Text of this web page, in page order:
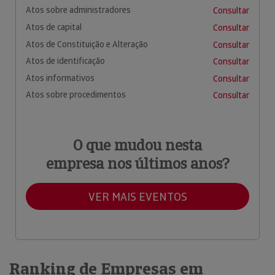
Atos sobre administradores
Consultar
Atos de capital
Consultar
Atos de Constituição e Alteração
Consultar
Atos de identificação
Consultar
Atos informativos
Consultar
Atos sobre procedimentos
Consultar
O que mudou nesta
empresa nos últimos anos?
VER MAIS EVENTOS
Ranking de Empresas em